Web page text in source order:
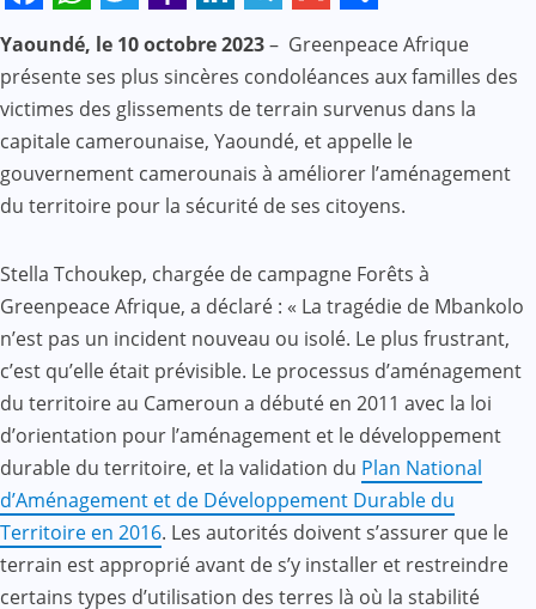
Facebook
WhatsApp
Twitter
Yahoo
Mail
LinkedIn
Telegram
Gmail
Share
Yaoundé, le 10 octobre 2023– Greenpeace Afrique
présente ses plus sincères condoléances aux familles des
victimes des glissements de terrain survenus dans la
capitale camerounaise, Yaoundé, et appelle le
gouvernement camerounais à améliorer l’aménagement
du territoire pour la sécurité de ses citoyens.
Stella Tchoukep, chargée de campagne Forêts à
Greenpeace Afrique, a déclaré : « La tragédie de Mbankolo
n’est pas un incident nouveau ou isolé. Le plus frustrant,
c’est qu’elle était prévisible. Le processus d’aménagement
du territoire au Cameroun a débuté en 2011 avec la loi
d’orientation pour l’aménagement et le développement
durable du territoire, et la validation du Plan National
d’Aménagement et de Développement Durable du
Territoire en 2016. Les autorités doivent s’assurer que le
terrain est approprié avant de s’y installer et restreindre
certains types d’utilisation des terres là où la stabilité